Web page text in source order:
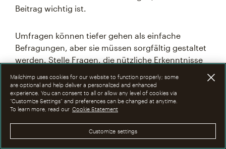
Beitrag wichtig ist.
Umfragen können tiefer gehen als einfache
Befragungen, aber sie müssen sorgfältig gestaltet
werden. Stelle Fragen, die nützliche Erkenntnisse
für die Fertigstellung anzubieten, wie den Zugang
zu exklusiven Inhalten oder neuen Features.
Interaktive Inhalte bedeuten nicht immer das
Sammeln von Daten. Versuche, Elemente wie
Mailchimp uses cookies for our website to function properly; some
are optional and help deliver a personalized and enhanced
experience. You can consent to all or allow any level of cookies via
“Customize Settings” and preferences can be changed at anytime.
To learn more, read our Cookie Statement
Customize settings